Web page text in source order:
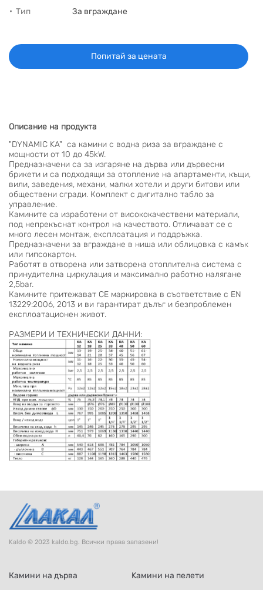
Тип
За вграждане
Попитай за цената
Описание на продукта
"DYNAMIC KA" са камини с водна риза за вграждане с
мощности от 10 до 45kW.
Предназначени са за изгаряне на дърва или дървесни
брикети и са подходящи за отопление на апартаменти, къщи,
вили, заведения, механи, малки хотели и други битови или
обществени сгради. Комплект с дигитално табло за
управление.
Камините са изработени от висококачествени материали,
под непрекъснат контрол на качеството. Отличават се с
много лесен монтаж, експлоатация и поддръжка.
Предназначени за вграждане в ниша или облицовка с камък
или гипсокартон.
Работят в отворена или затворена отоплителна система с
принудителна циркулация и максимално работно налягане
2,5bar.
Камините притежават СЕ маркировка в съответствие с EN
13229:2006, 2013 и ви гарантират дълъг и безпроблемен
експлоатационен живот.
РАЗМЕРИ И ТЕХНИЧЕСКИ ДАННИ:
Kaldo © 2023 kaldo.bg. Всички права запазени!
Камини на дърва
Kамини на пелети